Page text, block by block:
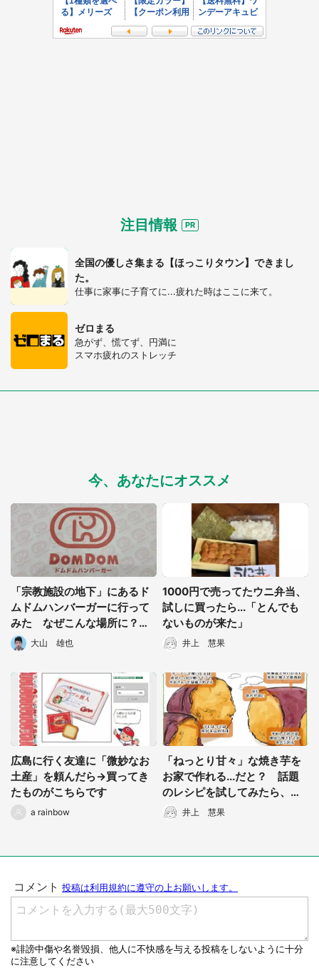
都道府選択
選択する
注目情報
全国の優しさ集まる【ほっこりタウン】できまし
た。
仕事に家事に子育てに...疲れた時はここに来て。
ゼロまる
急がず、慌てず、円満に
スマホ疲れのストレッチ
今、あなたにオススメ
「宗教施設の地下」にあるド
ムドムハンバーガーに行って
みた なぜこんな場所に？広
報に聞くと...
大山 雄也
1000円で売ってたウニ弁当、
試しに買ったら...「とんでも
ないものが来た」
井上 慧果
広島に行く友達に「微妙なお
土産」を頼んだら→買ってき
たものがこちらです
a rainbow
「ねっとり甘々」な焼き芋を
お家で作れる...だと？ 話題
のレシピを試してみたら、簡
単すぎておののいた
井上 慧果